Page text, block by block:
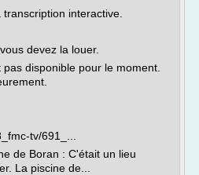
interactive.
devez la louer.
disponible pour le moment.
tv/691_...
de Boran : C'était un lieu
La piscine de...